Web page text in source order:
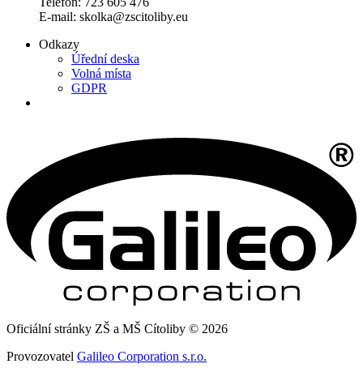
E-mail: skolka@zscitoliby.eu
Odkazy
Úřední deska
Volná místa
GDPR
Oficiální stránky ZŠ a MŠ Cítoliby © 2026
Provozovatel Galileo Corporation s.r.o.